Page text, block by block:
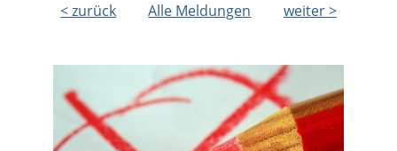
< zurück Alle Meldungen weiter >